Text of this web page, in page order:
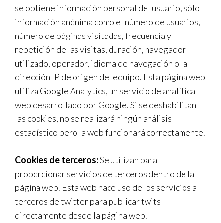
se obtiene información personal del usuario, sólo
información anónima como el número de usuarios,
número de páginas visitadas, frecuencia y
repetición de las visitas, duración, navegador
utilizado, operador, idioma de navegación o la
dirección IP de origen del equipo. Esta página web
utiliza Google Analytics, un servicio de analítica
web desarrollado por Google. Si se deshabilitan
las cookies, no se realizará ningún análisis
estadístico pero la web funcionará correctamente.
Cookies de terceros:Se utilizan para
proporcionar servicios de terceros dentro de la
página web. Esta web hace uso de los servicios a
terceros de twitter para publicar twits
directamente desde la página web.